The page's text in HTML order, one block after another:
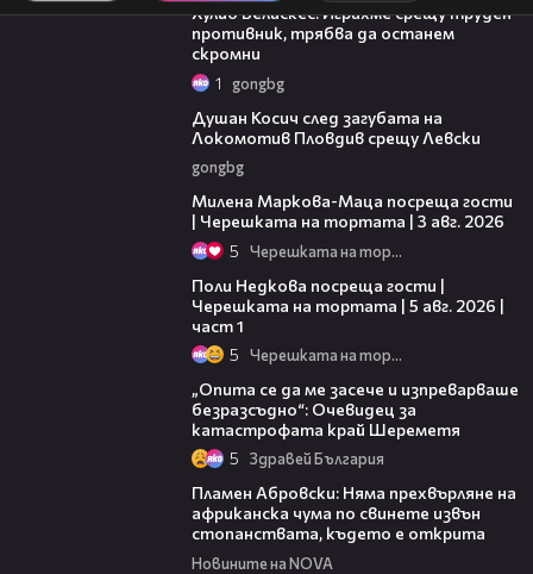
Хулио Веласкес: Играхме срещу труден
противник, трябва да останем
скромни
1 gongbg
Душан Косич след загубата на
Локомотив Пловдив срещу Левски
gongbg
Милена Маркова-Маца посреща гости
| Черешката на тортата | 3 авг. 2026
5 Черешката на тортата
Поли Недкова посреща гости |
Черешката на тортата | 5 авг. 2026 |
част 1
5 Черешката на тортата
„Опита се да ме засече и изпреварваше
безразсъдно“: Очевидец за
катастрофата край Шереметя
5 Здравей България
Пламен Абровски: Няма прехвърляне на
африканска чума по свинете извън
стопанствата, където е открита
Новините на NOVA